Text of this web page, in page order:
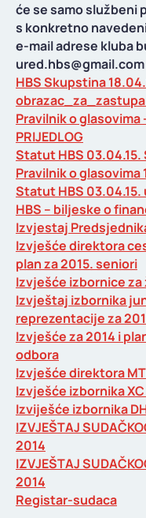
će se samo službeni
s konkretno
e-mail adrese kluba
ured.hbs@gmail.com
HBS Skupstina
Pravilnik o glasovima
PRIJEDLOG
Statut HBS 03.04.15.
Pravilnik o glasovima
Statut HBS 03.04.15.
HBS – biljeske o
Izvjestaj
Izvješće direktora
plan za 2015. seniori
Izvješće izbornice za
Izvještaj izbornika
reprezentacije za
Izvješće za 2014 i
odbora
Izvješće direktora
Izvješće izbornika XC
Izviješće izbornika
IZVJEŠTAJ
2014
IZVJEŠTAJ
2014
Registar-sudaca